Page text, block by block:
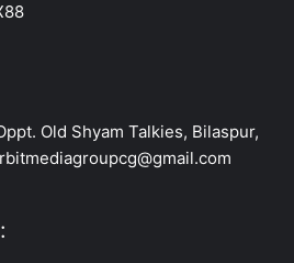
Old Shyam Talkies, Bilaspur,